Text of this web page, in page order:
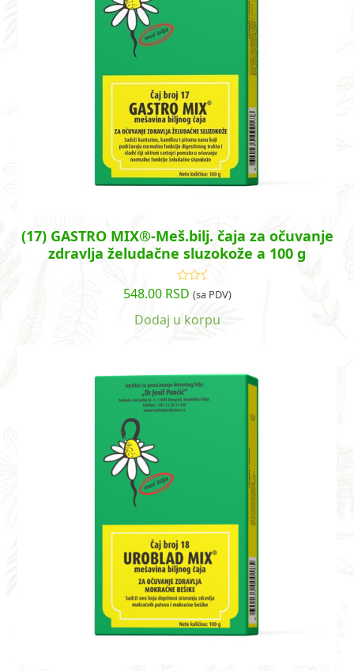
(17) GASTRO MIX®-Meš.bilj. čaja za očuvanje
zdravlja želudačne sluzokože a 100 g
Ocenjeno
sa4.86od
548.00 RSD (sa PDV)
Dodaj u korpu